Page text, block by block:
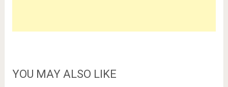
YOU MAY ALSO LIKE